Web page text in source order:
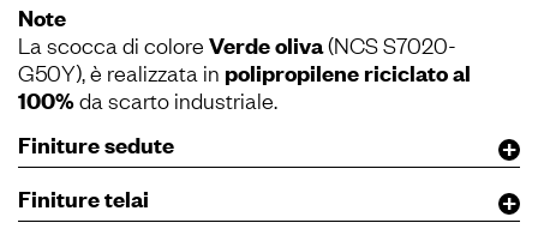
Note
La scocca di colore Verde oliva(NCS S7020-
G50Y), è realizzata in polipropilene riciclato al
100%da scarto industriale.
Finiture sedute
Finiture telai